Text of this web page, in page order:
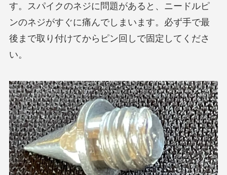
す。スパイクのネジに問題があると、ニードルピ
ンのネジがすぐに痛んでしまいます。必ず手で最
後まで取り付けてからピン回しで固定してくださ
い。